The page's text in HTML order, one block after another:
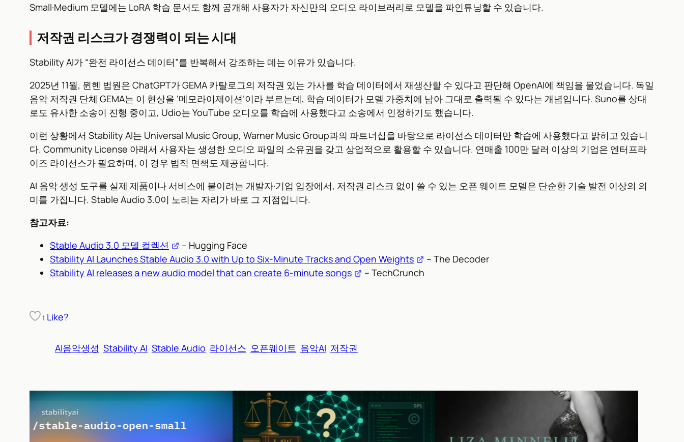
Small·Medium 모델에는 LoRA 학습 문서도 함께 공개해 사용자가 자신만의 오디오 라이브러리로 모델을 파인튜닝할 수 있습니다.
저작권 리스크가 경쟁력이 되는 시대
Stability AI가 “완전 라이선스 데이터”를 반복해서 강조하는 데는 이유가 있습니다.
2025년 11월, 뮌헨 법원은 ChatGPT가 GEMA 카탈로그의 저작권 있는 가사를 학습 데이터에서 재생산할 수 있다고 판단해 OpenAI에 책임을 물었습니다. 독일
음악 저작권 단체 GEMA는 이 현상을 ‘메모라이제이션’이라 부르는데, 학습 데이터가 모델 가중치에 남아 그대로 출력될 수 있다는 개념입니다. Suno를 상대
로도 유사한 소송이 진행 중이고, Udio는 YouTube 오디오를 학습에 사용했다고 소송에서 인정하기도 했습니다.
이런 상황에서 Stability AI는 Universal Music Group, Warner Music Group과의 파트너십을 바탕으로 라이선스 데이터만 학습에 사용했다고 밝히고 있습니
다. Community License 아래서 사용자는 생성한 오디오 파일의 소유권을 갖고 상업적으로 활용할 수 있습니다. 연매출 100만 달러 이상의 기업은 엔터프라
이즈 라이선스가 필요하며, 이 경우 법적 면책도 제공합니다.
AI 음악 생성 도구를 실제 제품이나 서비스에 붙이려는 개발자·기업 입장에서, 저작권 리스크 없이 쓸 수 있는 오픈 웨이트 모델은 단순한 기술 발전 이상의 의
미를 가집니다. Stable Audio 3.0이 노리는 자리가 바로 그 지점입니다.
참고자료:
Stable Audio 3.0 모델 컬렉션
– Hugging Face
Stability AI Launches Stable Audio 3.0 with Up to Six-Minute Tracks and Open Weights
– The Decoder
Stability AI releases a new audio model that can create 6-minute songs
– TechCrunch
1 Like?
AI음악생성 Stability AI Stable Audio 라이선스 오픈웨이트 음악AI 저작권